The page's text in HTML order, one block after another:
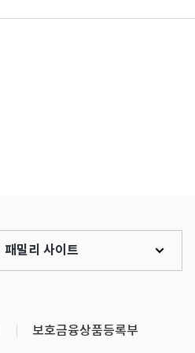
보호금융상품등록부
패밀리 사이트